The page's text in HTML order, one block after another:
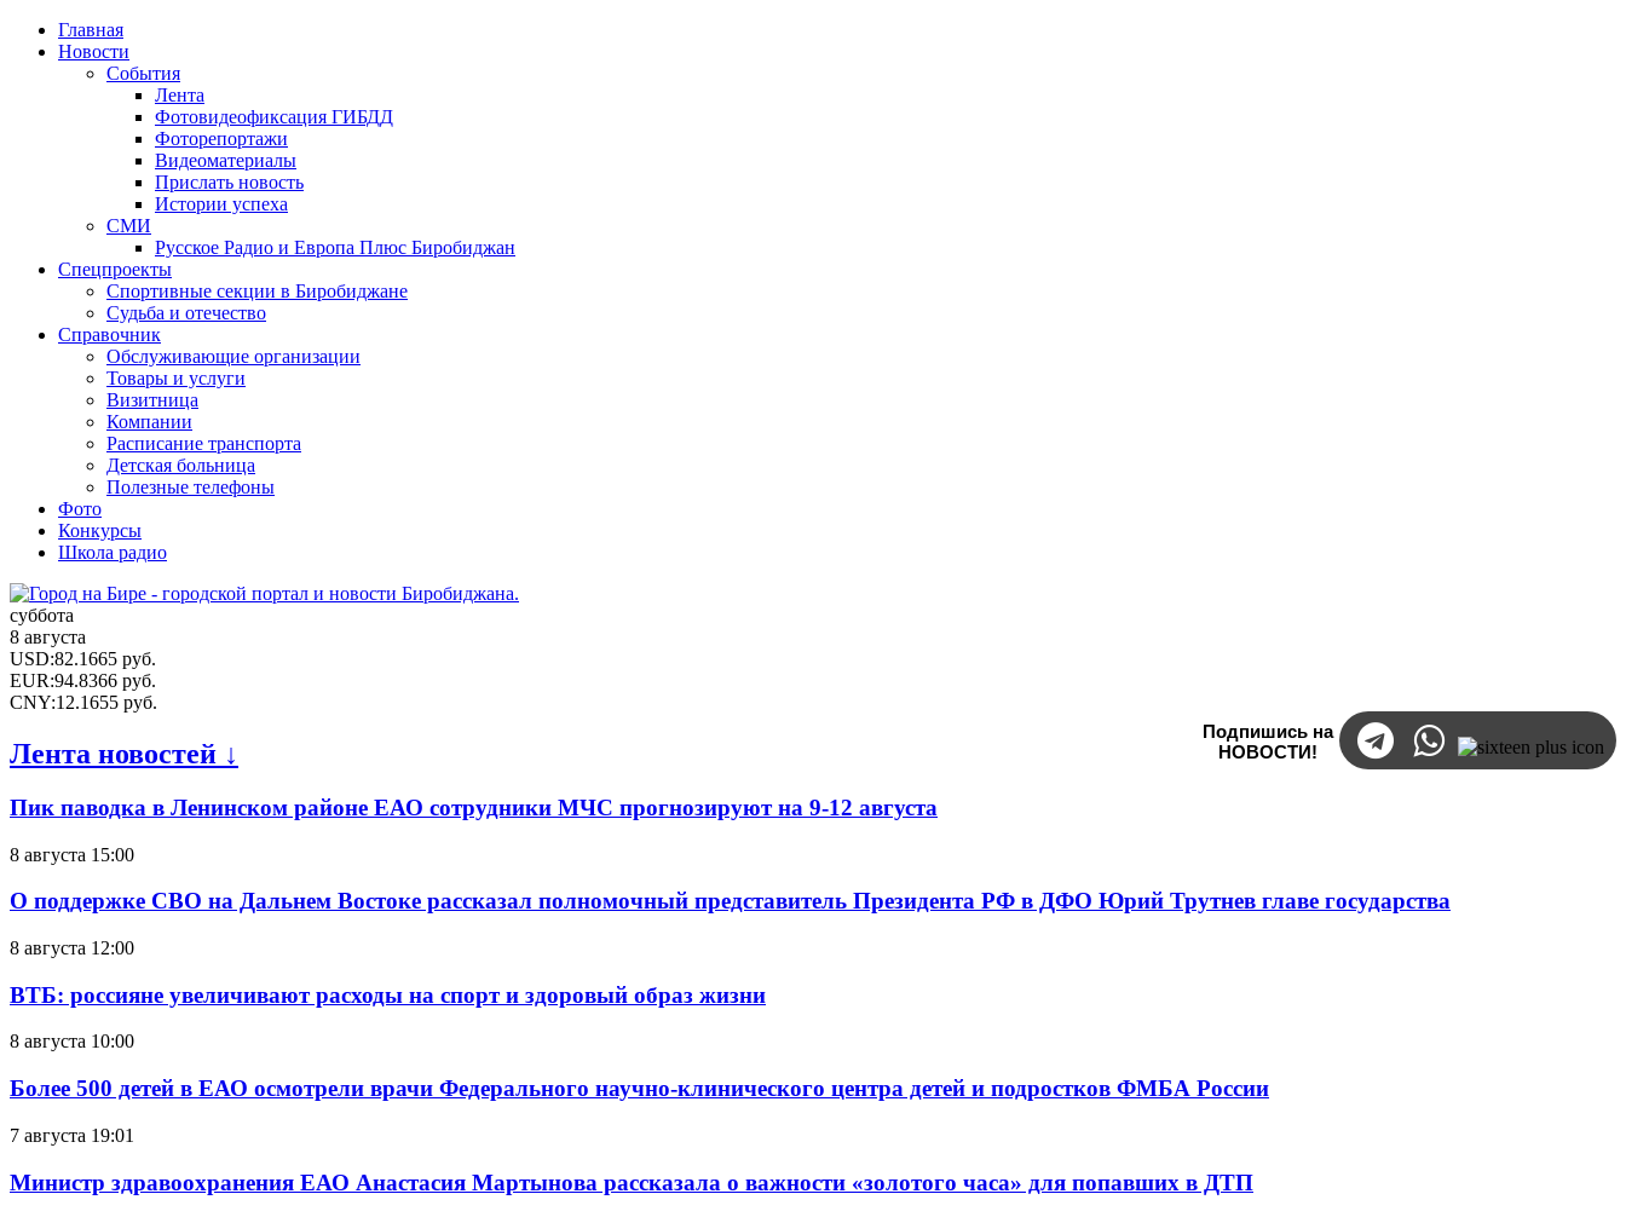
Главная
Новости
События
Лента
Фотовидеофиксация ГИБДД
Фоторепортажи
Видеоматериалы
Прислать новость
Истории успеха
СМИ
Русское Радио и Европа Плюс Биробиджан
Спецпроекты
Спортивные секции в Биробиджане
Судьба и отечество
Справочник
Обслуживающие организации
Товары и услуги
Визитница
Компании
Расписание транспорта
Детская больница
Полезные телефоны
Фото
Конкурсы
Школа радио
суббота
8 августа
USD:82.1665 руб.
EUR:94.8366 руб.
CNY:12.1655 руб.
Подпишись на
НОВОСТИ!
Лента новостей ↓
Пик паводка в Ленинском районе ЕАО сотрудники МЧС прогнозируют на 9-12 августа
8 августа 15:00
О поддержке СВО на Дальнем Востоке рассказал полномочный представитель Президента РФ в ДФО Юрий Трутнев главе государства
8 августа 12:00
ВТБ: россияне увеличивают расходы на спорт и здоровый образ жизни
8 августа 10:00
Более 500 детей в ЕАО осмотрели врачи Федерального научно-клинического центра детей и подростков ФМБА России
7 августа 19:01
Министр здравоохранения ЕАО Анастасия Мартынова рассказала о важности «золотого часа» для попавших в ДТП